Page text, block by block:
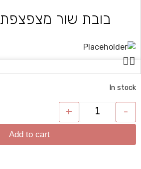
בובת שור מצפצפת 1 יחידות
In stock
-
+
Add to cart